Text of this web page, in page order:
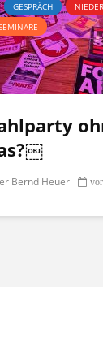
GESPRÄCH
Bernd Heuer